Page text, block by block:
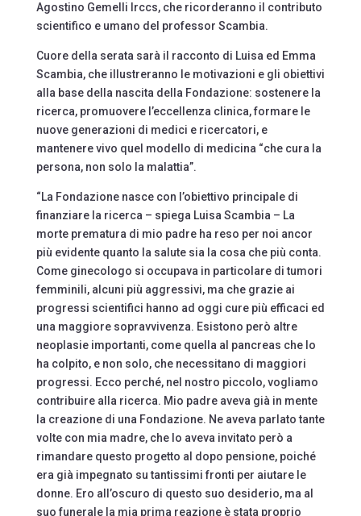
Agostino Gemelli Irccs, che ricorderanno il contributo
scientifico e umano del professor Scambia.
Cuore della serata sarà il racconto di Luisa ed Emma
Scambia, che illustreranno le motivazioni e gli obiettivi
alla base della nascita della Fondazione: sostenere la
ricerca, promuovere l’eccellenza clinica, formare le
nuove generazioni di medici e ricercatori, e
mantenere vivo quel modello di medicina “che cura la
persona, non solo la malattia”.
“La Fondazione nasce con l’obiettivo principale di
finanziare la ricerca – spiega Luisa Scambia – La
morte prematura di mio padre ha reso per noi ancor
più evidente quanto la salute sia la cosa che più conta.
Come ginecologo si occupava in particolare di tumori
femminili, alcuni più aggressivi, ma che grazie ai
progressi scientifici hanno ad oggi cure più efficaci ed
una maggiore sopravvivenza. Esistono però altre
neoplasie importanti, come quella al pancreas che lo
ha colpito, e non solo, che necessitano di maggiori
progressi. Ecco perché, nel nostro piccolo, vogliamo
contribuire alla ricerca. Mio padre aveva già in mente
la creazione di una Fondazione. Ne aveva parlato tante
volte con mia madre, che lo aveva invitato però a
rimandare questo progetto al dopo pensione, poiché
era già impegnato su tantissimi fronti per aiutare le
donne. Ero all’oscuro di questo suo desiderio, ma al
suo funerale la mia prima reazione è stata proprio